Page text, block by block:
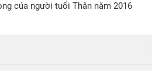
của người tuổi Thân năm 2016